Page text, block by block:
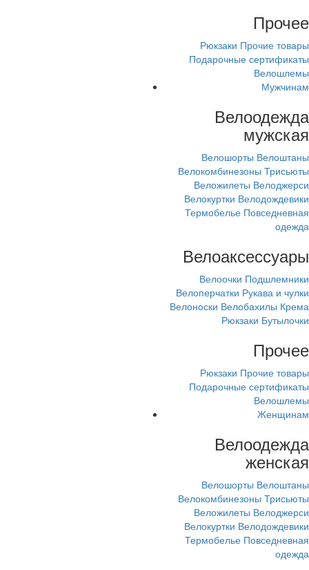
Прочее
Рюкзаки Прочие товары
Подарочные сертификаты
Велошлемы
Мужчинам
Велоодежда
мужская
Велошорты Велоштаны
Велокомбинезоны Трисьюты
Веложилеты Велоджерси
Велокуртки Велодождевики
Термобелье Повседневная
одежда
Велоаксессуары
Велоочки Подшлемники
Велоперчатки Рукава и чулки
Велоноски Велобахилы Крема
Рюкзаки Бутылочки
Прочее
Рюкзаки Прочие товары
Подарочные сертификаты
Велошлемы
Женщинам
Велоодежда
женская
Велошорты Велоштаны
Велокомбинезоны Трисьюты
Веложилеты Велоджерси
Велокуртки Велодождевики
Термобелье Повседневная
одежда